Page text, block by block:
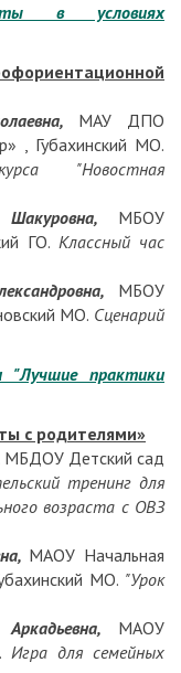
в условиях
МАУ ДПО
, Губахинский МО.
"Новостная
Шакуровна, МБОУ
ГО.Классный час
МБОУ
МО. Сценарий
"Лучшие практики
с родителями»
МБДОУ Детский сад
тренинг для
возраста с ОВЗ
МАОУ Начальная
МО. "Урок
МАОУ
Игра для семейных